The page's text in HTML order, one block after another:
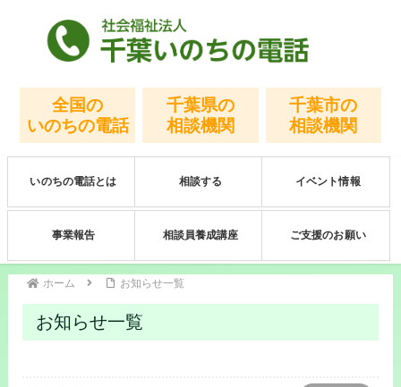
全国の
いのちの電話
千葉県の
相談機関
千葉市の
相談機関
いのちの電話とは 相談する イベント情報
事業報告 相談員養成講座 ご支援のお願い
ホーム お知らせ一覧
お知らせ一覧